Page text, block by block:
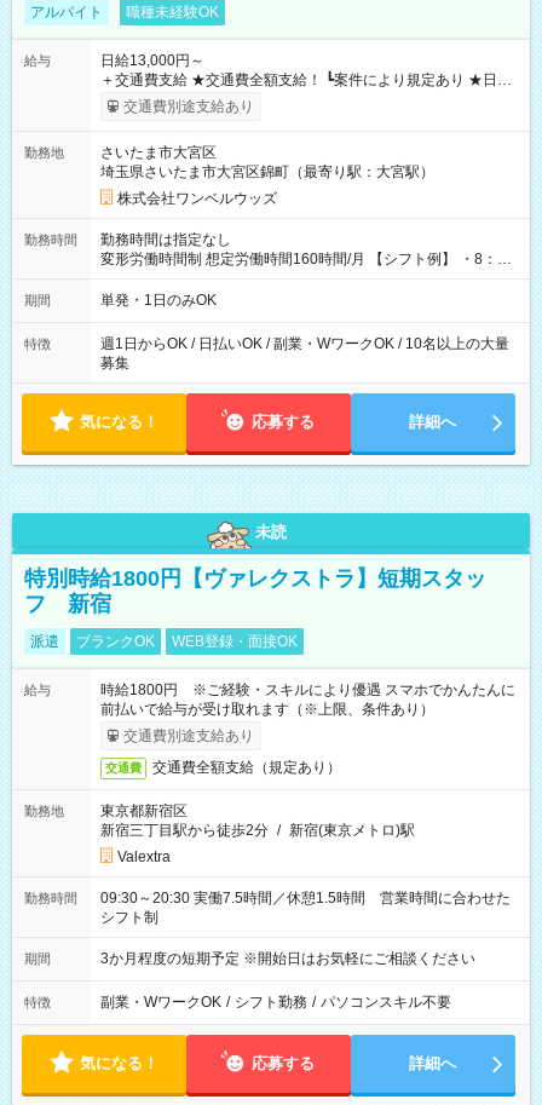
アルバイト 職種未経験OK
給与
日給13,000円～
＋交通費支給 ★交通費全額支給！ ┗案件により規定あり ★日払
いOK！（規定あり） ┗働いたその日に現金GET♪ お仕事後はコ
ンビニATMから 日払い分を引き落とせます！ 【試用期間】試
交通費別途支給あり
勤務地
さいたま市大宮区
埼玉県さいたま市大宮区錦町（最寄り駅：大宮駅）
株式会社ワンベルウッズ
勤務時間
勤務時間は指定なし
変形労働時間制 想定労働時間160時間/月 【シフト例】 ・8：00
～21：00
期間 単発・1日のみOK
特徴
週1日からOK / 日払いOK / 副業・WワークOK / 10名以上の大量
募集
気になる！ 応募する 詳細へ
未読
特別時給1800円【ヴァレクストラ】短期スタッ
フ 新宿
派遣 ブランクOK WEB登録・面接OK
給与
時給1800円 ※ご経験・スキルにより優遇 スマホでかんたんに
前払いで給与が受け取れます（※上限、条件あり）
交通費別途支給あり
交通費 交通費全額支給（規定あり）
勤務地
東京都新宿区
新宿三丁目駅から徒歩2分 / 新宿(東京メトロ)駅
Valextra
勤務時間
09:30～20:30 実働7.5時間／休憩1.5時間 営業時間に合わせた
シフト制
期間 3か月程度の短期予定 ※開始日はお気軽にご相談ください
特徴 副業・WワークOK / シフト勤務 / パソコンスキル不要
気になる！ 応募する 詳細へ